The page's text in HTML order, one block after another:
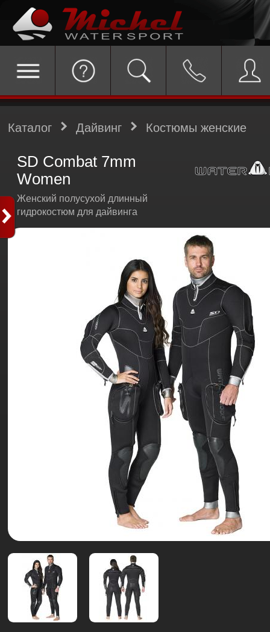
Каталог Дайвинг Костюмы женские
SD Combat 7mm
Women
Женский полусухой длинный
гидрокостюм для дайвинга